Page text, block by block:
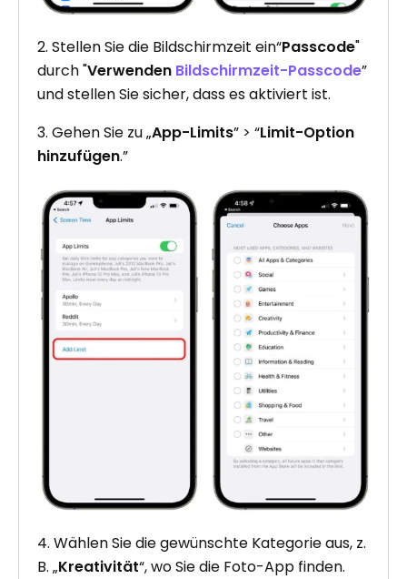
2. Stellen Sie die Bildschirmzeit ein“Passcode"
durch "Verwenden Bildschirmzeit-Passcode”
und stellen Sie sicher, dass es aktiviert ist.
3. Gehen Sie zu „App-Limits” > “Limit-Option
hinzufügen.”
4. Wählen Sie die gewünschte Kategorie aus, z.
B. „Kreativität“, wo Sie die Foto-App finden.